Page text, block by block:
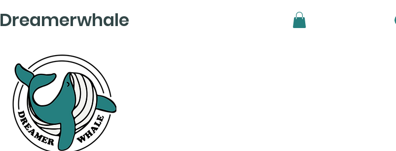
Dreamerwhale